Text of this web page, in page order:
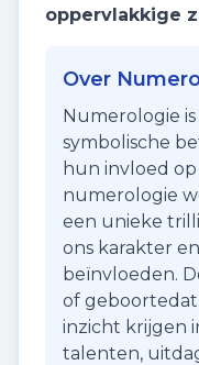
oppervlakkige
Over
Numerologie
symbolische
hun invloed
numerologie
een unieke
ons karakter
beïnvloeden.
of
inzicht krijgen
talenten,